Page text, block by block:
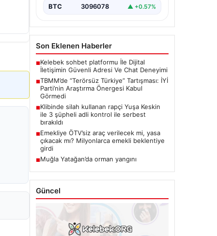
BTC 3096078 ▲ +0.57%
Son Eklenen Haberler
■Kelebek sohbet platformu İle Dijital
İletişimin Güvenli Adresi Ve Chat Deneyimi
■TBMM’de “Terörsüz Türkiye” Tartışması: İYİ
Parti’nin Araştırma Önergesi Kabul
Görmedi
■Klibinde silah kullanan rapçi Yuşa Keskin
ile 3 şüpheli adli kontrol ile serbest
bırakıldı
■Emekliye ÖTV’siz araç verilecek mi, yasa
çıkacak mı? Milyonlarca emekli beklentiye
girdi
■Muğla Yatağan’da orman yangını
Güncel